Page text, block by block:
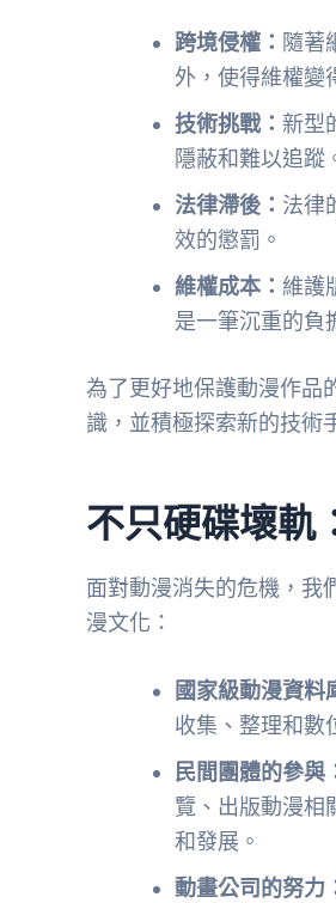
跨境侵權： 隨著
外，使得維權變
技術挑戰： 新型
隱蔽和難以追蹤
法律滯後： 法律
效的懲罰。
維權成本： 維護
是一筆沉重的負
為了更好地保護動漫作品
識，並積極探索新的技術
不只硬碟壞軌
面對動漫消失的危機，我
漫文化：
國家級動漫資料
收集、整理和數
民間團體的參與
覽、出版動漫相
和發展。
動畫公司的努力